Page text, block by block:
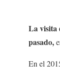
La visita
pasado,
En el